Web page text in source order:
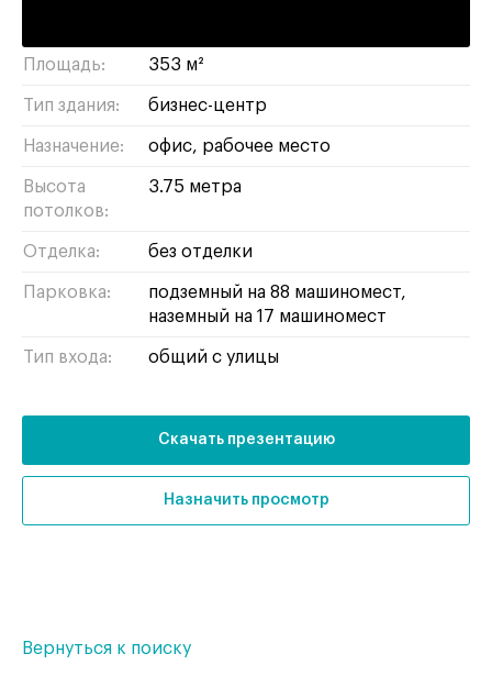
Площадь: 353 м²
Тип здания: бизнес-центр
Назначение: офис рабочее место
Высота
потолков:
3.75 метра
Отделка: без отделки
Парковка:
подземный на 88 машиномест,
наземный на 17 машиномест
Тип входа: общий с улицы
Скачать презентацию
Назначить просмотр
Вернуться к поиску